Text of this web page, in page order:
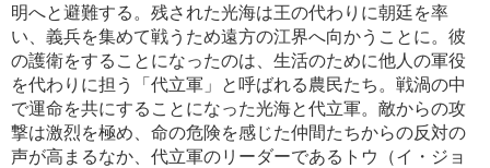
明へと避難する。残された光海は王の代わりに朝廷を率
い、義兵を集めて戦うため遠方の江界へ向かうことに。彼
の護衛をすることになったのは、生活のために他人の軍役
を代わりに担う「代立軍」と呼ばれる農民たち。戦渦の中
で運命を共にすることになった光海と代立軍。敵からの攻
撃は激烈を極め、命の危険を感じた仲間たちからの反対の
声が高まるなか、代立軍のリーダーであるトウ（イ・ジョ